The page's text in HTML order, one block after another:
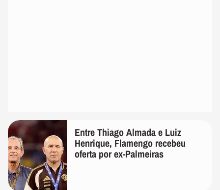
Entre Thiago Almada e Luiz
Henrique, Flamengo recebeu
oferta por ex-Palmeiras